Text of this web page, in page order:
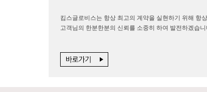
킴스글로비스는 항상 최고의 계약을 실현하기 위해 항
고객님의 한분한분의 신뢰를 소중히 하여 발전하겠습니